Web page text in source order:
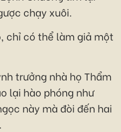
chạy xuôi.
chỉ có thể làm giả một
trưởng nhà họ Thẩm
lại hào phóng như
này mà đòi đến hai